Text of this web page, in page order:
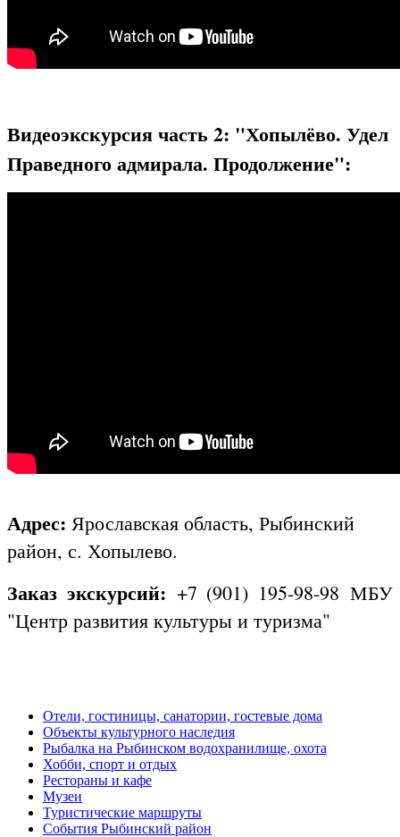
Видеоэкскурсия часть 2: "Хопылёво. Удел
Праведного адмирала. Продолжение":
Адрес: Ярославская область, Рыбинский
район, с. Хопылево.
Заказ экскурсий: +7 (901) 195-98-98 МБУ
"Центр развития культуры и туризма"
Отели, гостиницы, санатории, гостевые дома
Объекты культурного наследия
Рыбалка на Рыбинском водохранилище, охота
Хобби, спорт и отдых
Рестораны и кафе
Музеи
Туристические маршруты
События Рыбинский район